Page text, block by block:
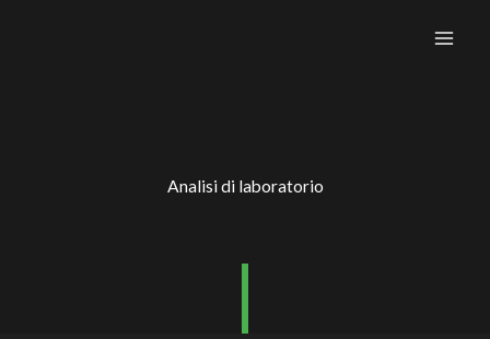
Analisi di laboratorio